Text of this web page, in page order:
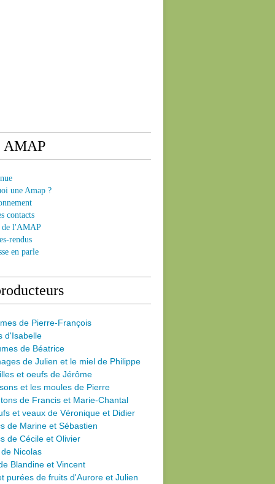
AMAP
une Amap ?
contacts
de l'AMAP
rendus
en parle
de Pierre-François
d'Isabelle
de Béatrice
de Julien et le miel de Philippe
et oeufs de Jérôme
et les moules de Pierre
de Francis et Marie-Chantal
et veaux de Véronique et Didier
de Marine et Sébastien
de Cécile et Olivier
Nicolas
Blandine et Vincent
purées de fruits d'Aurore et Julien